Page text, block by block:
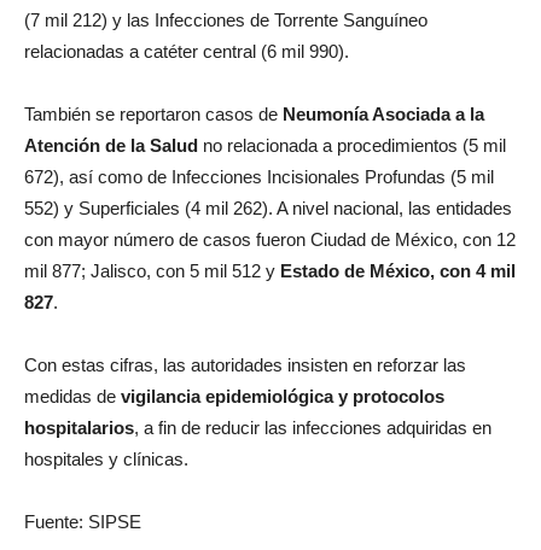
(7 mil 212) y las Infecciones de Torrente Sanguíneo
relacionadas a catéter central (6 mil 990).
También se reportaron casos de Neumonía Asociada a la
Atención de la Salud no relacionada a procedimientos (5 mil
672), así como de Infecciones Incisionales Profundas (5 mil
552) y Superficiales (4 mil 262). A nivel nacional, las entidades
con mayor número de casos fueron Ciudad de México, con 12
mil 877; Jalisco, con 5 mil 512 y Estado de México, con 4 mil
827.
Con estas cifras, las autoridades insisten en reforzar las
medidas de vigilancia epidemiológica y protocolos
hospitalarios, a fin de reducir las infecciones adquiridas en
hospitales y clínicas.
Fuente: SIPSE